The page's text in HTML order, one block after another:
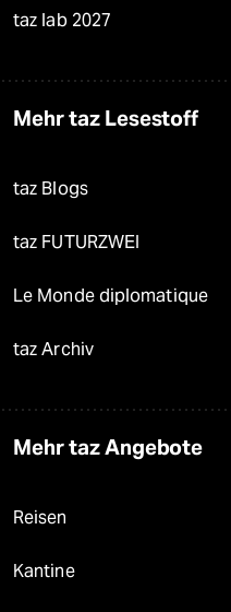
taz lab 2027
Mehr taz Lesestoff
taz Blogs
taz FUTURZWEI
Le Monde diplomatique
taz Archiv
Mehr taz Angebote
Reisen
Kantine